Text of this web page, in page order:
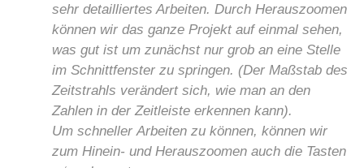
sehr detailliertes Arbeiten. Durch Herauszoomen
können wir das ganze Projekt auf einmal sehen,
was gut ist um zunächst nur grob an eine Stelle
im Schnittfenster zu springen. (Der Maßstab des
Zeitstrahls verändert sich, wie man an den
Zahlen in der Zeitleiste erkennen kann).
Um schneller Arbeiten zu können, können wir
zum Hinein- und Herauszoomen auch die Tasten